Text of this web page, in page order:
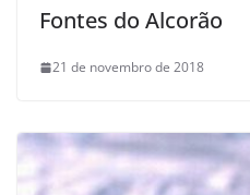
Fontes do Alcorão
21 de novembro de 2018